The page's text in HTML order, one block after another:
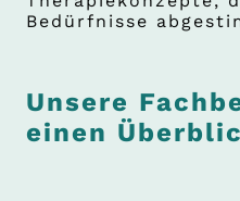
Bedürfnisse
Unsere
einen